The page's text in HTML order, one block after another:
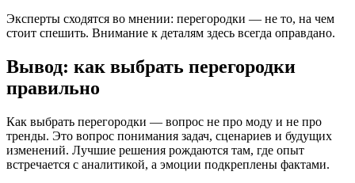
Эксперты сходятся во мнении: перегородки — не то, на чем
стоит спешить. Внимание к деталям здесь всегда оправдано.
Вывод: как выбрать перегородки
правильно
Как выбрать перегородки — вопрос не про моду и не про
тренды. Это вопрос понимания задач, сценариев и будущих
изменений. Лучшие решения рождаются там, где опыт
встречается с аналитикой, а эмоции подкреплены фактами.